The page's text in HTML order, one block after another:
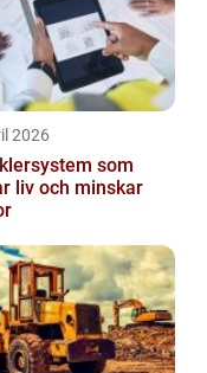
2026
som
liv och minskar